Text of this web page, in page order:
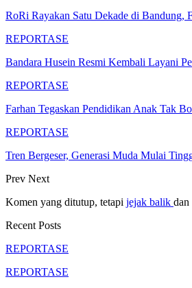
RoRi Rayakan Satu Dekade di Bandung,
REPORTASE
Bandara Husein Resmi Kembali Layani
REPORTASE
Farhan Tegaskan Pendidikan Anak Tak
REPORTASE
Tren Bergeser, Generasi Muda Mulai
Prev Next
Komen yang ditutup, tetapi jejak balik dan
Recent Posts
REPORTASE
REPORTASE